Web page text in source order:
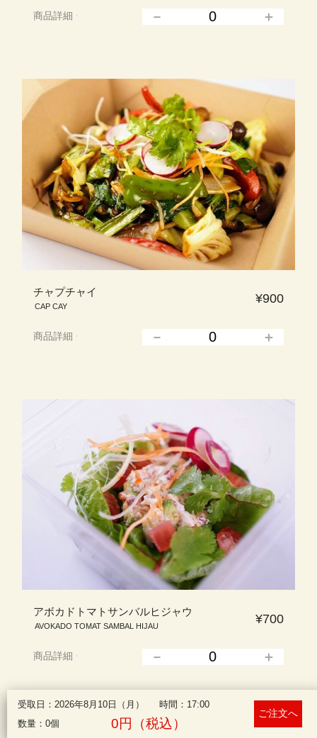
商品詳細 ▲
チャプチャイ
CAP CAY
¥900
商品詳細
アボカドトマトサンバルヒジャウ
AVOKADO TOMAT SAMBAL HIJAU
¥700
商品詳細
受取日：2026年8月10日（月）
時間：17:00
数量：0個
0円（税込）